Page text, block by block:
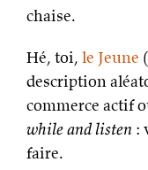
chaise.
Hé, toi, le Jeune
description
commerce actif
while and listen :
faire.